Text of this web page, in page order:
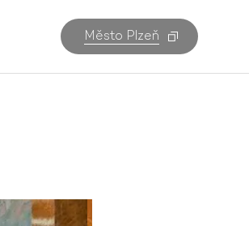
Město Plzeň